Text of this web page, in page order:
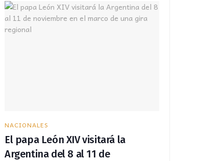
NACIONALES
El papa León XIV visitará la
Argentina del 8 al 11 de